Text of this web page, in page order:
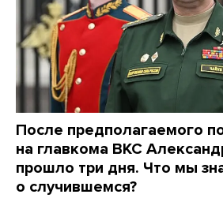
После предполагаемого
на главкома ВКС
прошло три дня. Что мы
о случившемся?